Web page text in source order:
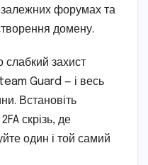
форумах та
домену.
слабкий захист
Guard — і весь
Встановіть
скрізь, де
один і той самий